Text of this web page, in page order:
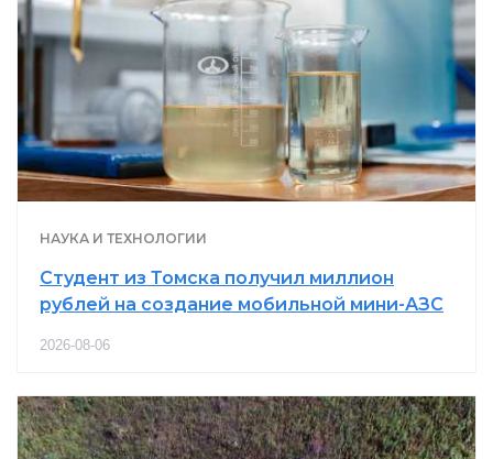
НАУКА И ТЕХНОЛОГИИ
Студент из Томска получил миллион
рублей на создание мобильной мини-АЗС
2026-08-06